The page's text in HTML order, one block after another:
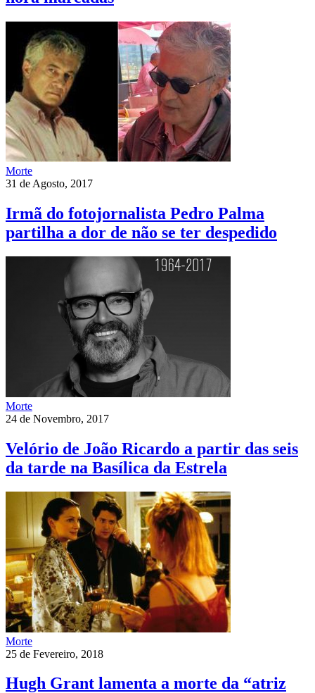
Morte
31 de Agosto, 2017
Irmã do fotojornalista Pedro Palma
partilha a dor de não se ter despedido
Morte
24 de Novembro, 2017
Velório de João Ricardo a partir das seis
da tarde na Basílica da Estrela
Morte
25 de Fevereiro, 2018
Hugh Grant lamenta a morte da “atriz